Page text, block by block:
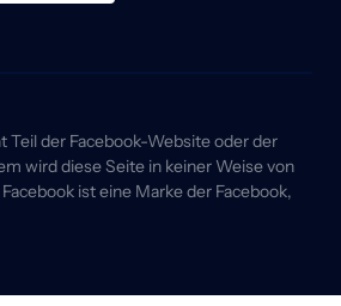
Teil der Facebook-Website oder der
wird diese Seite in keiner Weise von
ist eine Marke der Facebook,